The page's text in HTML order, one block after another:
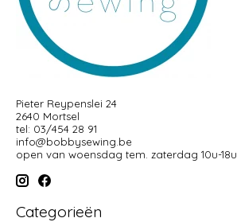
Pieter Reypenslei 24
2640 Mortsel
tel: 03/454 28 91
info@bobbysewing.be
open van woensdag tem. zaterdag 10u-18u
Categorieën